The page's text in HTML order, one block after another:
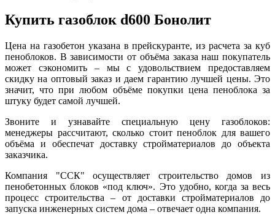
Купить газоблок d600 Бонолит
Цена на газобетон указана в прейскуранте, из расчета за куб
пеноблоков. В зависимости от объёма заказа наш покупатель
может сэкономить – мы с удовольствием предоставляем
скидку на оптовый заказ и даем гарантию лучшей цены. Это
значит, что при любом объёме покупки цена пеноблока за
штуку будет самой лучшей.
Звоните и узнавайте специальную цену газоблоков:
менеджеры рассчитают, сколько стоит пеноблок для вашего
объёма и обеспечат доставку стройматериалов до объекта
заказчика.
Компания "ССК" осуществляет строительство домов из
пенобетонных блоков «под ключ». Это удобно, когда за весь
процесс строительства – от доставки стройматериалов до
запуска инженерных систем дома – отвечает одна компания.